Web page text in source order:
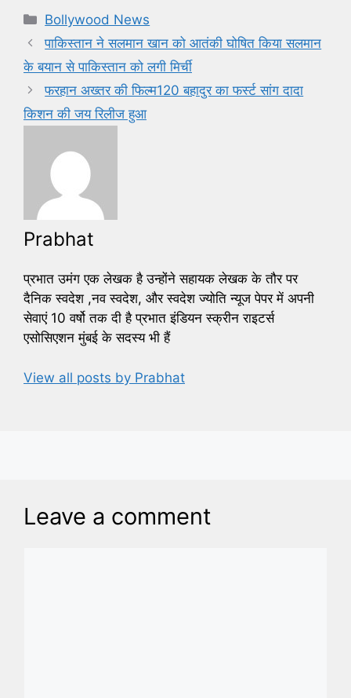
e
b
o
o
k
er l
Categories
Bollywood News
पाकिस्तान ने सलमान खान को आतंकी घोषित किया सलमान
के बयान से पाकिस्तान को लगी मिर्ची
फरहान अख्तर की फिल्म120 बहादुर का फर्स्ट सांग दादा
किशन की जय रिलीज हुआ
Prabhat
प्रभात उमंग एक लेखक है उन्होंने सहायक लेखक के तौर पर
दैनिक स्वदेश ,नव स्वदेश, और स्वदेश ज्योति न्यूज पेपर में अपनी
सेवाएं 10 वर्षो तक दी है प्रभात इंडियन स्क्रीन राइटर्स
एसोसिएशन मुंबई के सदस्य भी हैं
View all posts by Prabhat
Leave a comment